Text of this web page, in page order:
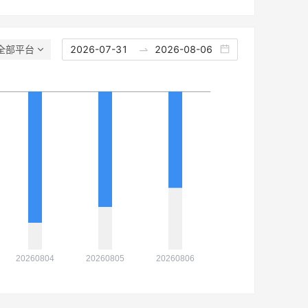
部平台 2026-07-31 2026-08-06